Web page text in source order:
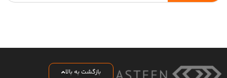
بازگشت به بالا